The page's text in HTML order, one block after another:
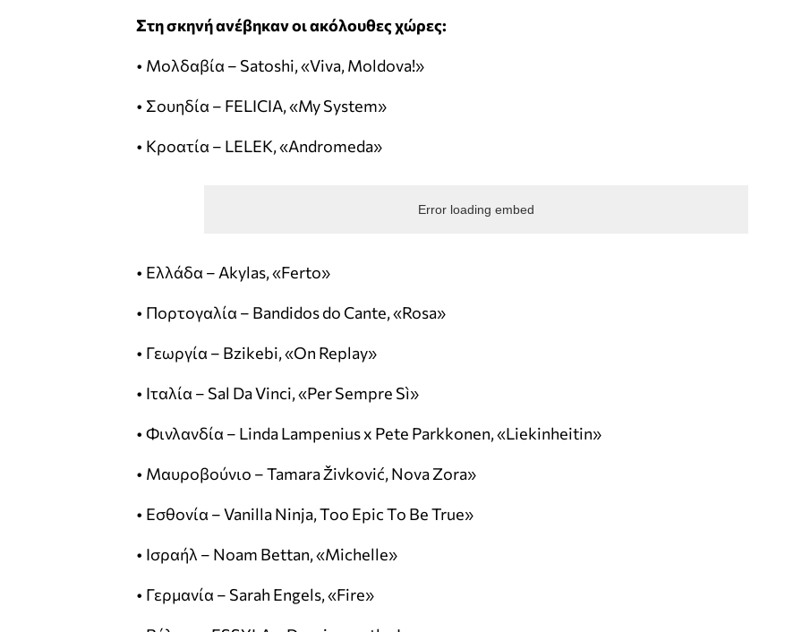
Στη σκηνή ανέβηκαν οι ακόλουθες χώρες:
• Μολδαβία – Satoshi, «Viva, Moldova!»
• Σουηδία – FELICIA, «My System»
• Κροατία – LELEK, «Andromeda»
Error loading embed
• Ελλάδα – Akylas, «Ferto»
• Πορτογαλία – Bandidos do Cante, «Rosa»
• Γεωργία – Bzikebi, «On Replay»
• Ιταλία – Sal Da Vinci, «Per Sempre Sì»
• Φινλανδία – Linda Lampenius x Pete Parkkonen, «Liekinheitin»
• Μαυροβούνιο – Tamara Živković, Nova Zora»
• Εσθονία – Vanilla Ninja, Too Epic To Be True»
• Ισραήλ – Noam Bettan, «Michelle»
• Γερμανία – Sarah Engels, «Fire»